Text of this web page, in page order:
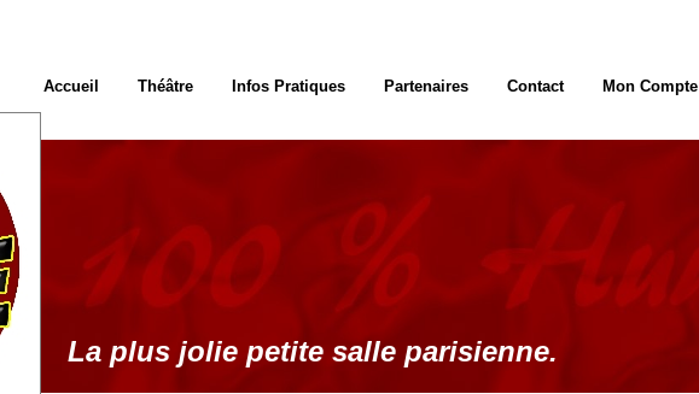
La plus jolie petite salle parisienne.
Accueil Théâtre Infos Pratiques Partenaires Contact Mon Compte